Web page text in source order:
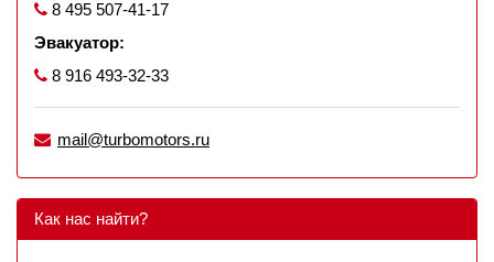
8 495 507-41-17
Эвакуатор:
8 916 493-32-33
mail@turbomotors.ru
Как нас найти?